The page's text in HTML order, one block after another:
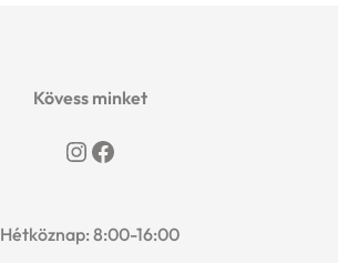
Kövess minket
Instagram
Facebook
Hétköznap: 8:00-16:00